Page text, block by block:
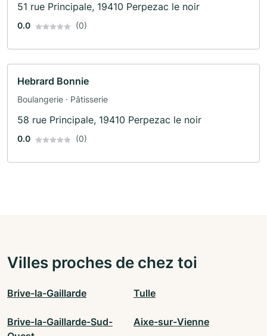
51 rue Principale, 19410 Perpezac le noir
0.0 (0)
Hebrard Bonnie
Boulangerie · Pâtisserie
58 rue Principale, 19410 Perpezac le noir
0.0 (0)
Villes proches de chez toi
Brive-la-Gaillarde Tulle
Brive-la-Gaillarde-Sud-
Aixe-sur-Vienne